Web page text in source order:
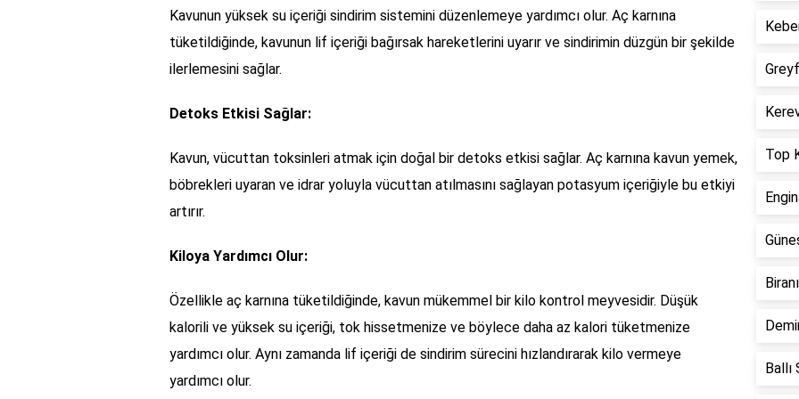
Kavunun yüksek su içeriği sindirim sistemini düzenlemeye yardımcı olur. Aç karnına
tüketildiğinde, kavunun lif içeriği bağırsak hareketlerini uyarır ve sindirimin düzgün bir şekilde
ilerlemesini sağlar.
Detoks Etkisi Sağlar:
Kavun, vücuttan toksinleri atmak için doğal bir detoks etkisi sağlar. Aç karnına kavun yemek,
böbrekleri uyaran ve idrar yoluyla vücuttan atılmasını sağlayan potasyum içeriğiyle bu etkiyi
artırır.
Kiloya Yardımcı Olur:
Özellikle aç karnına tüketildiğinde, kavun mükemmel bir kilo kontrol meyvesidir. Düşük
kalorili ve yüksek su içeriği, tok hissetmenize ve böylece daha az kalori tüketmenize
yardımcı olur. Aynı zamanda lif içeriği de sindirim sürecini hızlandırarak kilo vermeye
yardımcı olur.
Top
Ballı